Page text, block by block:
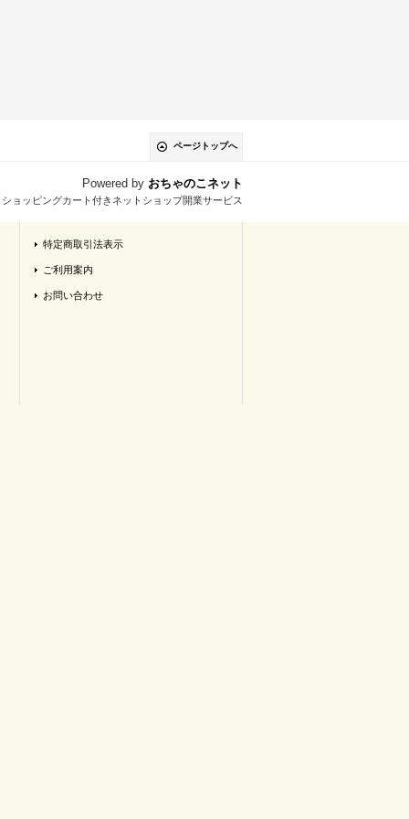
ページトップへ
Powered by おちゃのこネット
ョッピングカート付きネットショップ開業サービス
特定商取引法表示
ご利用案内
お問い合わせ